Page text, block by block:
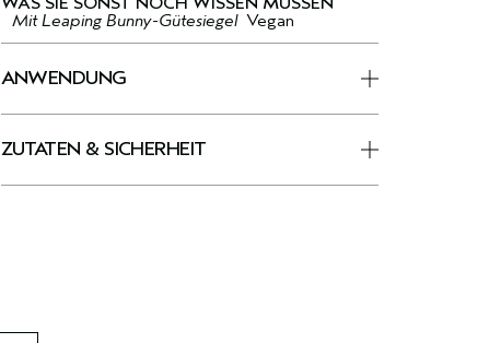
Mit Leaping Bunny-Gütesiegel Vegan
ANWENDUNG
ZUTATEN & SICHERHEIT